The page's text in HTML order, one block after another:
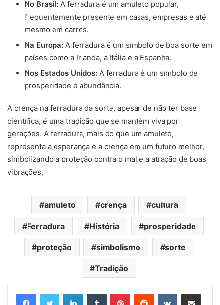
No Brasil: A ferradura é um amuleto popular,
frequentemente presente em casas, empresas e até
mesmo em carros.
Na Europa: A ferradura é um símbolo de boa sorte em
países como a Irlanda, a Itália e a Espanha.
Nos Estados Unidos: A ferradura é um símbolo de
prosperidade e abundância.
A crença na ferradura da sorte, apesar de não ter base
científica, é uma tradição que se mantém viva por
gerações. A ferradura, mais do que um amuleto,
representa a esperança e a crença em um futuro melhor,
simbolizando a proteção contra o mal e a atração de boas
vibrações.
amuleto crença cultura
Ferradura História prosperidade
proteção simbolismo sorte
Tradição